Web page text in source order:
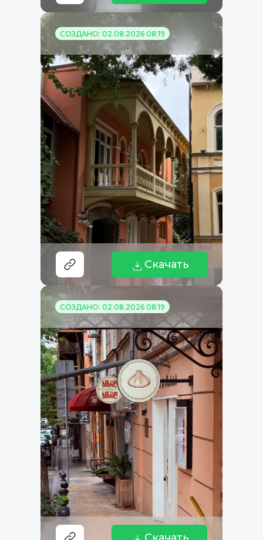
СОЗДАНО: 02.08.2026 08:19
Скачать
СОЗДАНО: 02.08.2026 08:19